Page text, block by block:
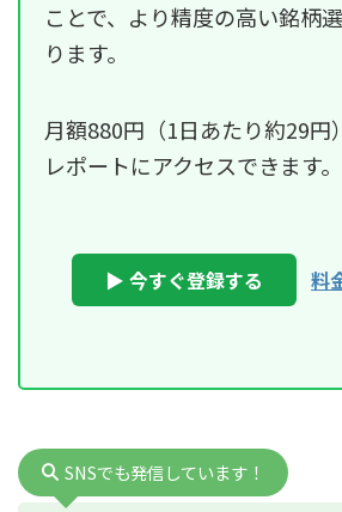
ことで、より精度の高い銘柄
ります。
月額880円（1日あたり約29円
レポートにアクセスできます。
▶ 今すぐ登録する 料
SNSでも発信しています！